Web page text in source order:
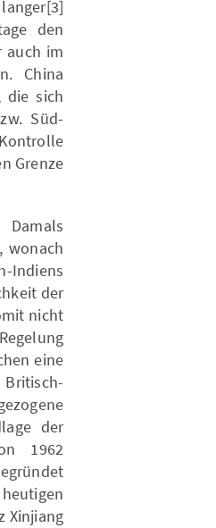
den
auch im
China
die sich
Süd-
Grenze.
wonach
Indiens
der
nicht
eine
der
1962
Xinjiang.